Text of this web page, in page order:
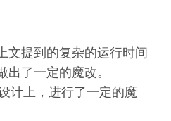
文提到的复杂的运行时间
了一定的魔改。
计上，进行了一定的魔